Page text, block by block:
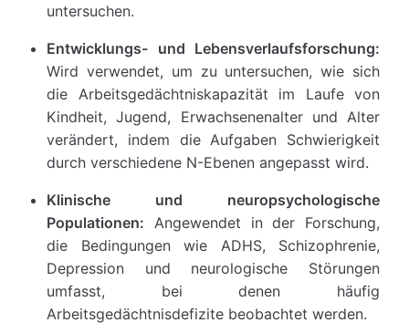
untersuchen.
Entwicklungs- und Lebensverlaufsforschung:
Wird verwendet, um zu untersuchen, wie sich
die Arbeitsgedächtniskapazität im Laufe von
Kindheit, Jugend, Erwachsenenalter und Alter
verändert, indem die Aufgaben Schwierigkeit
durch verschiedene N-Ebenen angepasst wird.
Klinische und neuropsychologische
Populationen: Angewendet in der Forschung,
die Bedingungen wie ADHS, Schizophrenie,
Depression und neurologische Störungen
umfasst, bei denen häufig
Arbeitsgedächtnisdefizite beobachtet werden.